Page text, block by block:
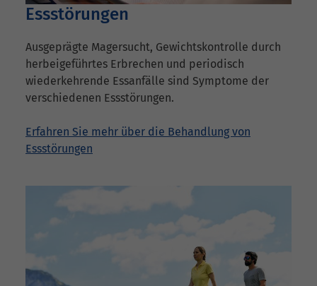
Essstörungen
Ausgeprägte Magersucht, Gewichtskontrolle durch
herbeigeführtes Erbrechen und periodisch
wiederkehrende Essanfälle sind Symptome der
verschiedenen Essstörungen.
Erfahren Sie mehr über die Behandlung von
Essstörungen